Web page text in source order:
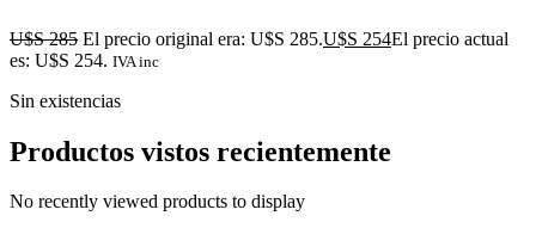
U$S285 El precio original era: U$S 285.U$S 254El precio actual
es: U$S 254. IVA inc
Sin existencias
Productos vistos recientemente
No recently viewed products to display